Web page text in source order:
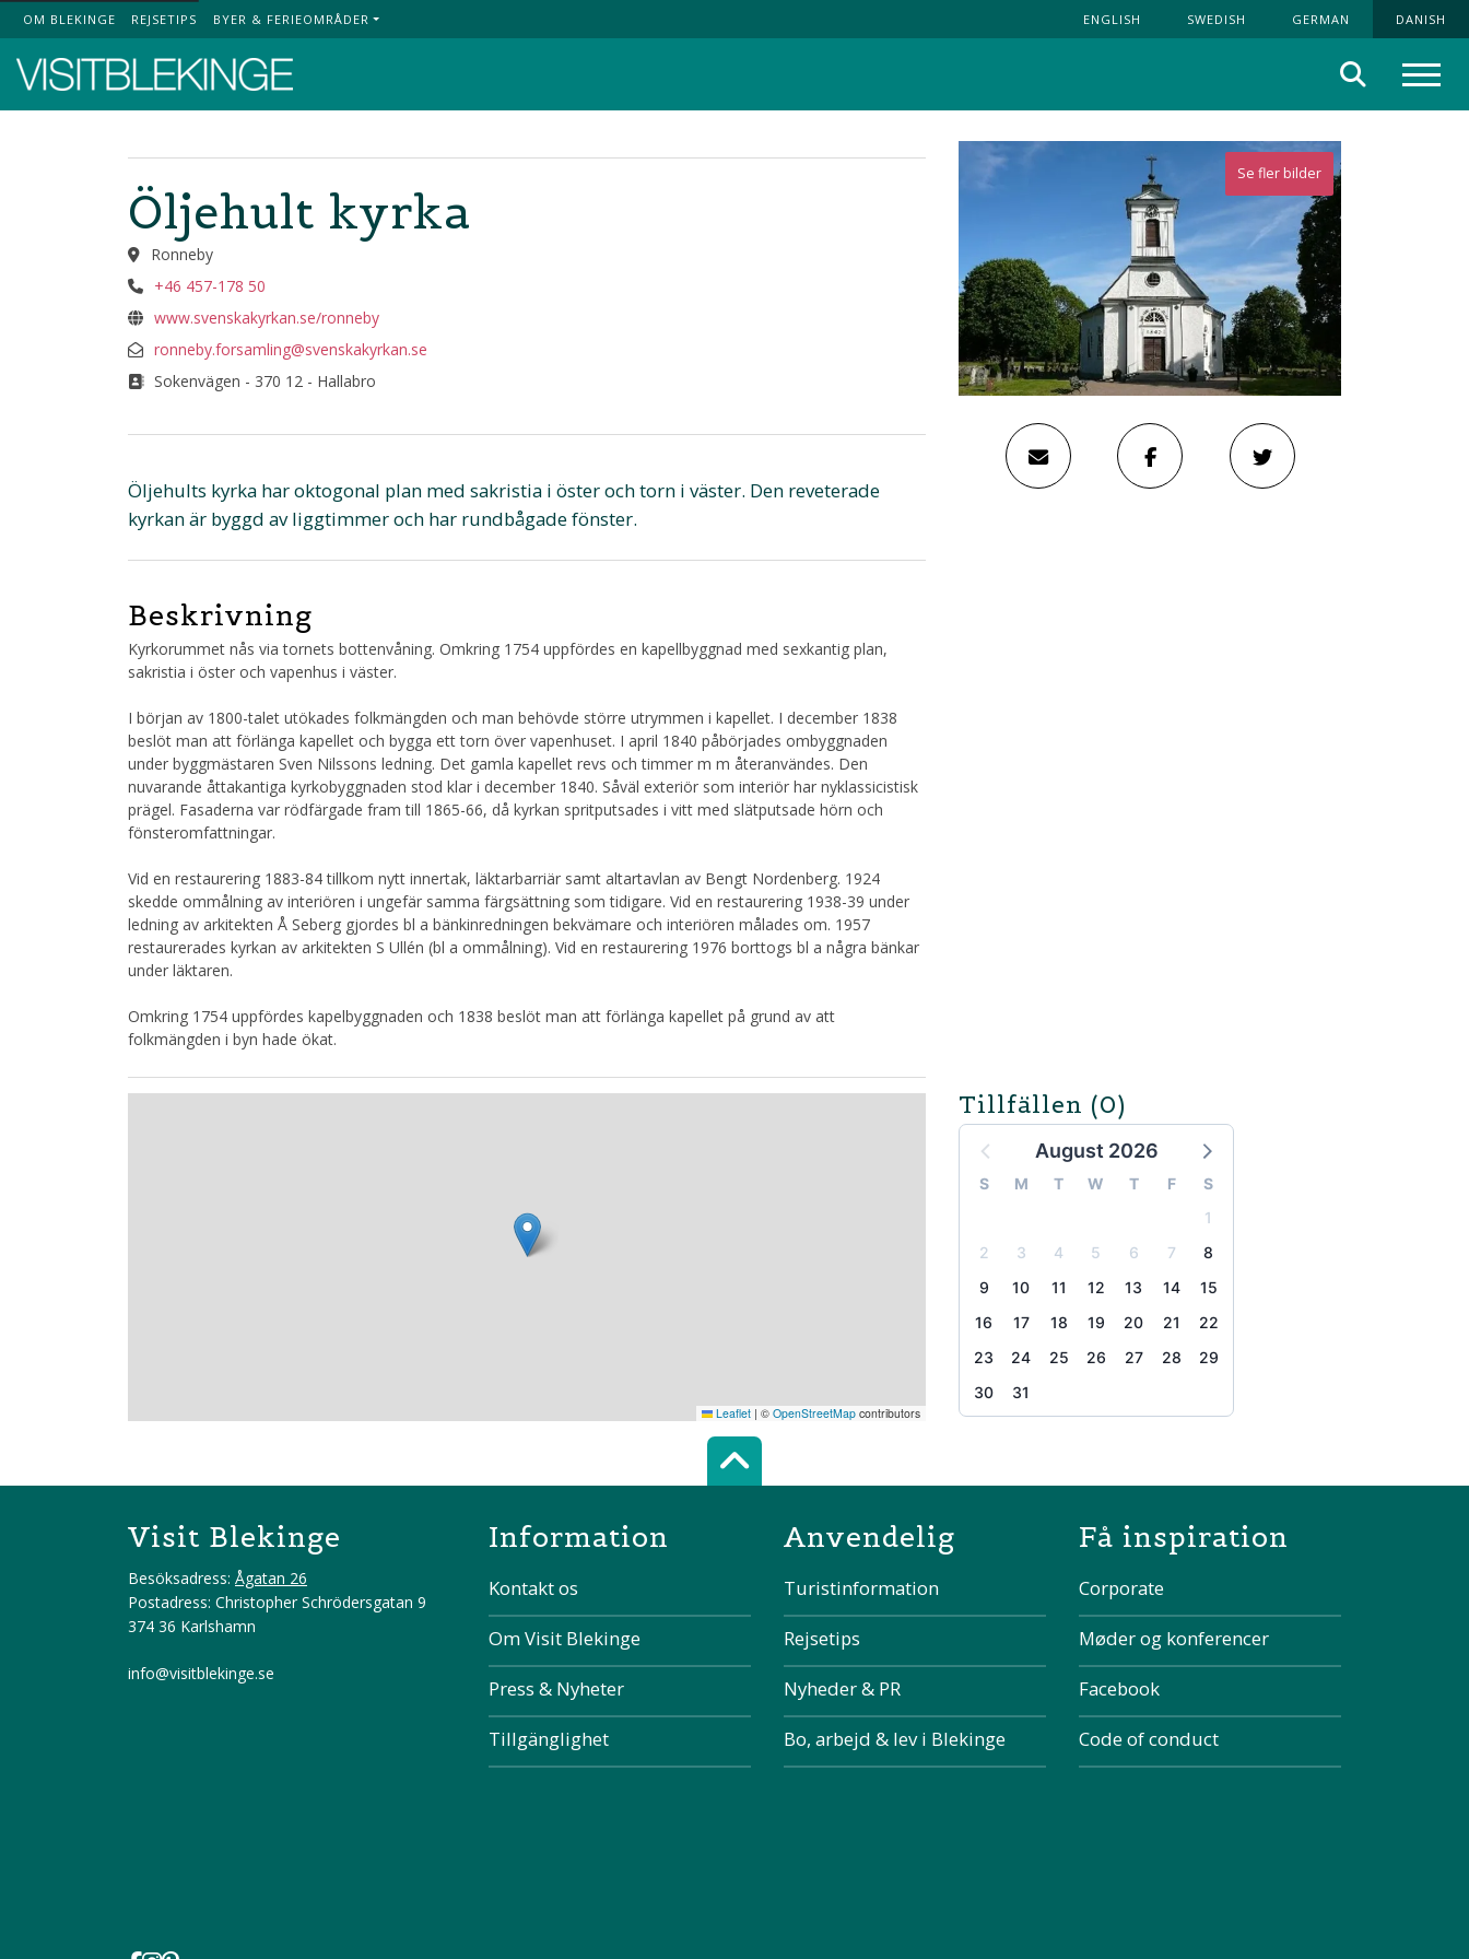
Top Menu
OM BLEKINGE REJSETIPS BYER & FERIEOMRÅDER ENGLISH SWEDISH GERMAN DANISH
Søg
Se fler bilder
Öljehult kyrka
Ronneby
+46 457-178 50
www.svenskakyrkan.se/ronneby
ronneby.forsamling@svenskakyrkan.se
Sokenvägen - 370 12 - Hallabro
Öljehults kyrka har oktogonal plan med sakristia i öster och torn i väster. Den reveterade
kyrkan är byggd av liggtimmer och har rundbågade fönster.
Beskrivning
Kyrkorummet nås via tornets bottenvåning. Omkring 1754 uppfördes en kapellbyggnad med sexkantig plan,
sakristia i öster och vapenhus i väster.
I början av 1800-talet utökades folkmängden och man behövde större utrymmen i kapellet. I december 1838
beslöt man att förlänga kapellet och bygga ett torn över vapenhuset. I april 1840 påbörjades ombyggnaden
under byggmästaren Sven Nilssons ledning. Det gamla kapellet revs och timmer m m återanvändes. Den
nuvarande åttakantiga kyrkobyggnaden stod klar i december 1840. Såväl exteriör som interiör har nyklassicistisk
prägel. Fasaderna var rödfärgade fram till 1865-66, då kyrkan spritputsades i vitt med slätputsade hörn och
fönsteromfattningar.
Vid en restaurering 1883-84 tillkom nytt innertak, läktarbarriär samt altartavlan av Bengt Nordenberg. 1924
skedde ommålning av interiören i ungefär samma färgsättning som tidigare. Vid en restaurering 1938-39 under
ledning av arkitekten Å Seberg gjordes bl a bänkinredningen bekvämare och interiören målades om. 1957
restaurerades kyrkan av arkitekten S Ullén (bl a ommålning). Vid en restaurering 1976 borttogs bl a några bänkar
under läktaren.
Omkring 1754 uppfördes kapelbyggnaden och 1838 beslöt man att förlänga kapellet på grund av att
folkmängden i byn hade ökat.
Tillfällen (0)
August 2026
S M T W T F
S
1
2
3 4 5 6 7
8
9
10 11 12 13 14
15
16
17 18 19 20 21
22
23
24 25 26 27 28
29
30
31
Leaflet | © OpenStreetMap contributors
Scroll top of the page
Visit Blekinge
Besöksadress: Ågatan 26
Postadress: Christopher Schrödersgatan 9
374 36 Karlshamn
info@visitblekinge.se
Information
Kontakt os
Om Visit Blekinge
Press & Nyheter
Tillgänglighet
Anvendelig
Turistinformation
Rejsetips
Nyheder & PR
Bo, arbejd & lev i Blekinge
Få inspiration
Corporate
Møder og konferencer
Facebook
Code of conduct